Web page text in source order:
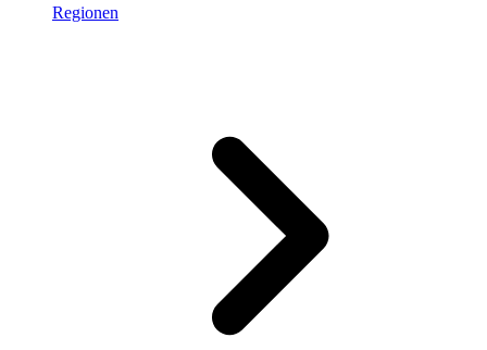
Regionen